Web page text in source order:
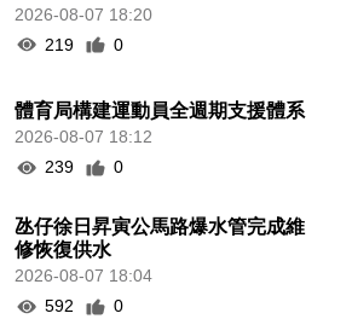
2026-08-07 18:20
219
0
體育局構建運動員全週期支援體系
2026-08-07 18:12
239
0
氹仔徐日昇寅公馬路爆水管完成維
修恢復供水
2026-08-07 18:04
592
0